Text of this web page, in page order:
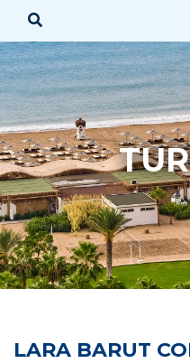
AFRIKA
AMERIKA
AUSTRÁLIA & OCEÁNIA
LARA BARUT